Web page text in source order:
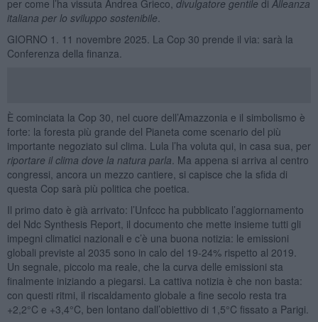
per come l’ha vissuta Andrea Grieco, divulgatore gentile di Alleanza
italiana per lo sviluppo sostenibile
GIORNO 1. 11 novembre 2025. La Cop 30 prende il via: sarà la
Conferenza della finanza.
È cominciata la Cop 30, nel cuore dell’Amazzonia e il simbolismo è
forte: la foresta più grande del Pianeta come scenario del più
importante negoziato sul clima. Lula l’ha voluta qui, in casa sua, per
riportare il clima dove la natura parla . Ma appena si arriva al centro
congressi, ancora un mezzo cantiere, si capisce che la sfida di
questa Cop sarà più politica che poetica.
Il primo dato è già arrivato: l’Unfccc ha pubblicato l’aggiornamento
del Ndc Synthesis Report, il documento che mette insieme tutti gli
impegni climatici nazionali e c’è una buona notizia: le emissioni
globali previste al 2035 sono in calo del 19-24% rispetto al 2019.
Un segnale, piccolo ma reale, che la curva delle emissioni sta
finalmente iniziando a piegarsi. La cattiva notizia è che non basta:
con questi ritmi, il riscaldamento globale a fine secolo resta tra
+2,2°C e +3,4°C, ben lontano dall’obiettivo di 1,5°C fissato a Parigi.